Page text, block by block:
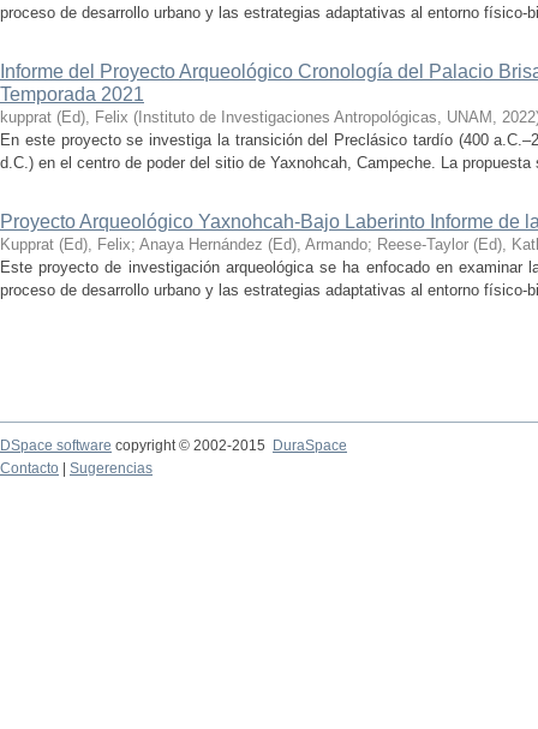
proceso de desarrollo urbano y las estrategias adaptativas al entorno físico-
Informe del Proyecto Arqueológico Cronología del Palacio
Temporada 2021
kupprat (Ed), Felix ( Instituto de Investigaciones Antropológicas, UNAM , 2022
En este proyecto se investiga la transición del Preclásico tardío (400
d.C.) en el centro de poder del sitio de Yaxnohcah, Campeche. La
Proyecto Arqueológico Yaxnohcah-Bajo Laberinto Informe de
Kupprat (Ed), Felix; Anaya Hernández (Ed), Armando; Reese-Taylor (Ed),
Este proyecto de investigación arqueológica se ha enfocado en examinar
proceso de desarrollo urbano y las estrategias adaptativas al entorno físico-
DSpace software copyright © 2002-2015
DuraSpace
Contacto
Sugerencias